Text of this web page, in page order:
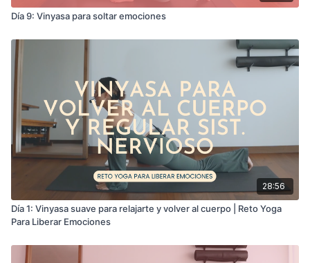
Día 9: Vinyasa para soltar emociones
28:56
Día 1: Vinyasa suave para relajarte y volver al cuerpo | Reto Yoga
Para Liberar Emociones